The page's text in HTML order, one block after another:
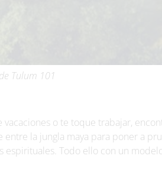
Tulum 101
o te toque trabajar,
entre la jungla maya para poner a
espirituales. Todo ello con un